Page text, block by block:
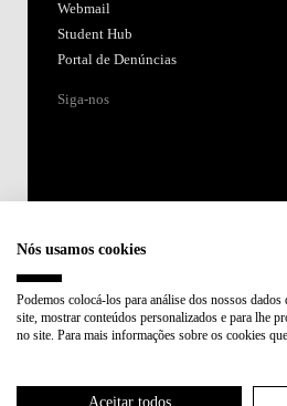
Webmail
Student Hub
Portal de Denúncias
Siga-nos
Membro de:
Nós usamos cookies
Podemos colocá-los para análise dos nossos
site, mostrar conteúdos personalizados e para lhe
no site. Para mais informações sobre os cookies
Aceitar todos